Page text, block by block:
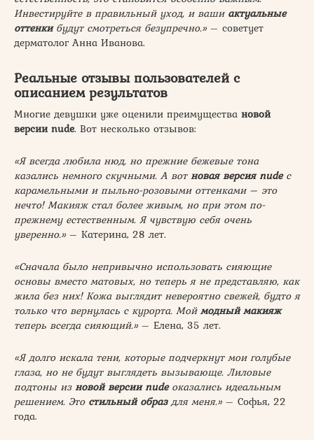
Инвестируйте в правильный уход, и ваши актуальные
оттенкибудут смотреться безупречно.» – советует
дерматолог Анна Иванова.
Реальные отзывы пользователей с
описанием результатов
Многие девушки уже оценили преимущества новой
версии nude. Вот несколько отзывов:
«Я всегда любила нюд, но прежние бежевые тона
казались немного скучными. А вотновая версия nudeс
карамельными и пыльно-розовыми оттенками – это
нечто! Макияж стал более живым, но при этом по-
прежнему естественным. Я чувствую себя очень
уверенно.» – Катерина, 28 лет.
«Сначала было непривычно использовать сияющие
основы вместо матовых, но теперь я не представляю, как
жила без них! Кожа выглядит невероятно свежей, будто я
только что вернулась с курорта. Моймодный макияж
теперь всегда сияющий.» – Елена, 35 лет.
«Я долго искала тени, которые подчеркнут мои голубые
глаза, но не будут выглядеть вызывающе. Лиловые
подтоны изновой версии nudeоказались идеальным
решением. Это стильный образдля меня.» – Софья, 22
года.